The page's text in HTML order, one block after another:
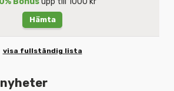
Hämta
visa fullständig lista